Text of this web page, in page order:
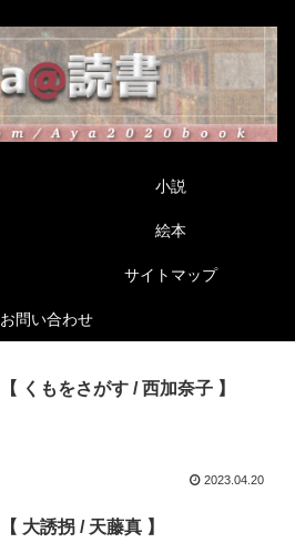
小説
絵本
サイトマップ
お問い合わせ
【 くもをさがす / 西加奈子 】
2023.04.20
【 大誘拐 / 天藤真 】